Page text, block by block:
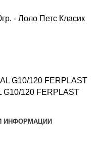
- Лоло Петс Класик
G10/120 FERPLAST
ИНФОРМАЦИИ